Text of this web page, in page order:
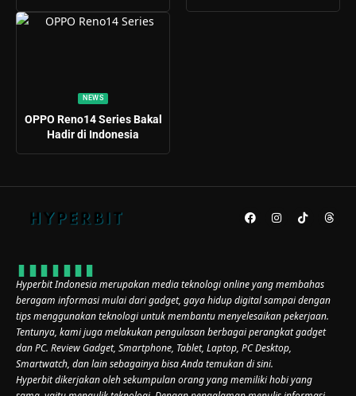
NEWS
OPPO Reno14 Series Bakal
Hadir di Indonesia
Hyperbit Indonesia merupakan media teknologi online yang membahas
beragam informasi mulai dari gadget, gaya hidup digital sampai dengan
tips menggunakan teknologi untuk membantu menyelesaikan pekerjaan.
Tentunya, kami juga melakukan pengulasan berbagai perangkat gadget
dan PC. Review Gadget, Smartphone, Tablet, Laptop, PC Desktop,
Smartwatch, dan lain sebagainya bisa Anda temukan di sini.
Hyperbit dikerjakan oleh sekumpulan orang yang memiliki hobi yang